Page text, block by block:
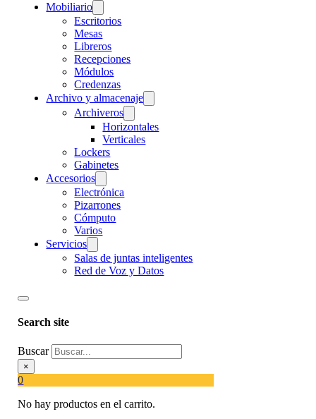
Mobiliario
Escritorios
Mesas
Libreros
Recepciones
Módulos
Credenzas
Archivo y almacenaje
Archiveros
Horizontales
Verticales
Lockers
Gabinetes
Accesorios
Electrónica
Pizarrones
Cómputo
Varios
Servicios
Salas de juntas inteligentes
Red de Voz y Datos
Search site
Buscar
×
0
No hay productos en el carrito.